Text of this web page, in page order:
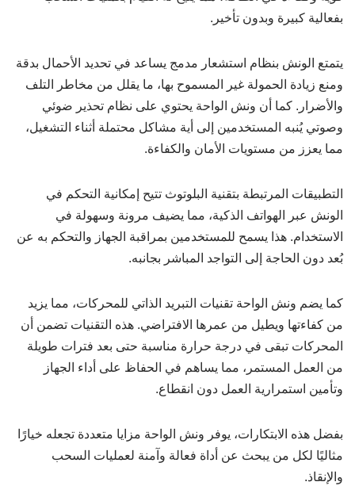
بفعالية كبيرة وبدون تأخير.
يتمتع الونش بنظام استشعار مدمج يساعد في تحديد الأحمال بدقة
ومنع زيادة الحمولة غير المسموح بها، ما يقلل من مخاطر التلف
والأضرار. كما أن ونش الواحة يحتوي على نظام تحذير ضوئي
وصوتي يُنبه المستخدمين إلى أية مشاكل محتملة أثناء التشغيل،
مما يعزز من مستويات الأمان والكفاءة.
التطبيقات المرتبطة بتقنية البلوتوث تتيح إمكانية التحكم في
الونش عبر الهواتف الذكية، مما يضيف مرونة وسهولة في
الاستخدام. هذا يسمح للمستخدمين بمراقبة الجهاز والتحكم به عن
بُعد دون الحاجة إلى التواجد المباشر بجانبه.
كما يضم ونش الواحة تقنيات التبريد الذاتي للمحركات، مما يزيد
من كفاءتها ويطيل من عمرها الافتراضي. هذه التقنيات تضمن أن
المحركات تبقى في درجة حرارة مناسبة حتى بعد فترات طويلة
من العمل المستمر، مما يساهم في الحفاظ على أداء الجهاز
وتأمين استمرارية العمل دون انقطاع.
بفضل هذه الابتكارات، يوفر ونش الواحة مزايا متعددة تجعله خيارًا
مثاليًا لكل من يبحث عن أداة فعالة وآمنة لعمليات السحب
والإنقاذ.